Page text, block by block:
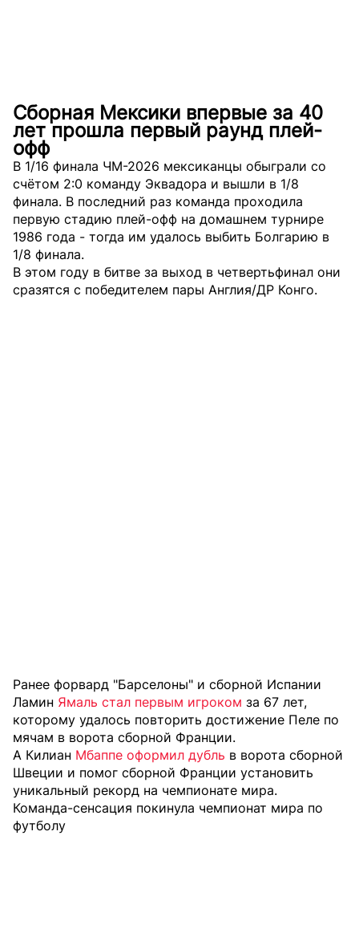
Сборная Мексики впервые за 40
лет прошла первый раунд плей-
офф
В 1/16 финала ЧМ-2026 мексиканцы обыграли со
счётом 2:0 команду Эквадора и вышли в 1/8
финала. В последний раз команда проходила
первую стадию плей-офф на домашнем турнире
1986 года - тогда им удалось выбить Болгарию в
1/8 финала.
В этом году в битве за выход в четвертьфинал они
сразятся с победителем пары Англия/ДР Конго.
Ранее форвард "Барселоны" и сборной Испании
Ламин Ямаль стал первым игроком за 67 лет,
которому удалось повторить достижение Пеле по
мячам в ворота сборной Франции.
А Килиан Мбаппе оформил дубль в ворота сборной
Швеции и помог сборной Франции установить
уникальный рекорд на чемпионате мира.
Команда-сенсация покинула чемпионат мира по
футболу